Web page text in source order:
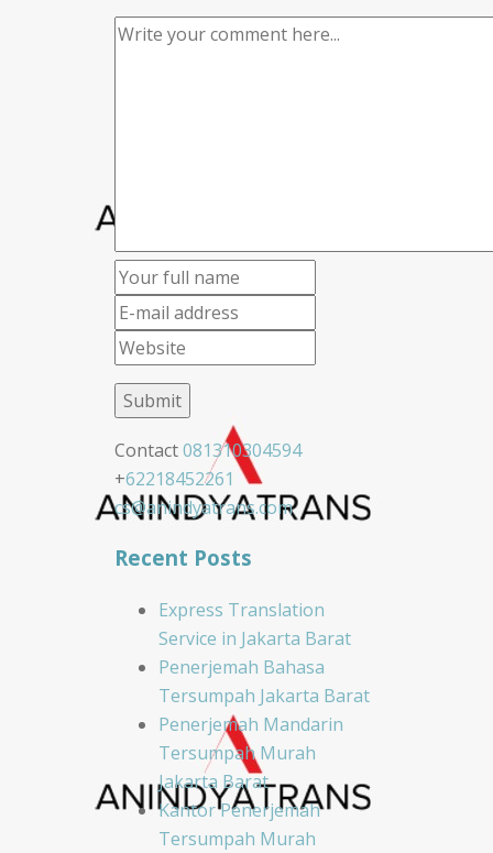
Contact081310304594
+62218452261
cs@anindyatrans.com
Recent Posts
Express Translation
Service in Jakarta Barat
Penerjemah Bahasa
Tersumpah Jakarta Barat
Penerjemah Mandarin
Tersumpah Murah
Jakarta Barat
Kantor Penerjemah
Tersumpah Murah